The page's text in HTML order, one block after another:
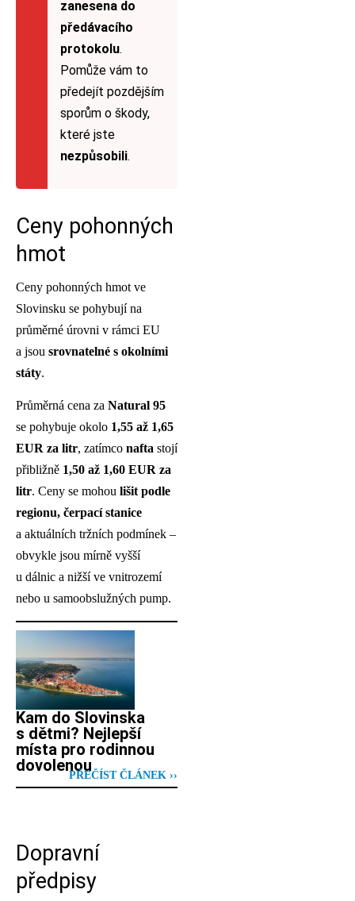
zanesena do
předávacího
protokolu.
Pomůže vám to
předejít pozdějším
sporům o škody,
které jste
nezpůsobili.
Ceny pohonných
hmot
Ceny pohonných hmot ve
Slovinsku se pohybují na
průměrné úrovni v rámci EU
a jsou srovnatelné s okolními
státy.
Průměrná cena za Natural 95
se pohybuje okolo 1,55 až 1,65
EUR za litr, zatímco nafta stojí
přibližně 1,50 až 1,60 EUR za
litr. Ceny se mohou lišit podle
regionu, čerpací stanice
a aktuálních tržních podmínek –
obvykle jsou mírně vyšší
u dálnic a nižší ve vnitrozemí
nebo u samoobslužných pump.
Kam do Slovinska
s dětmi? Nejlepší
místa pro rodinnou
dovolenou
PŘEČÍST ČLÁNEK ››
Dopravní
předpisy